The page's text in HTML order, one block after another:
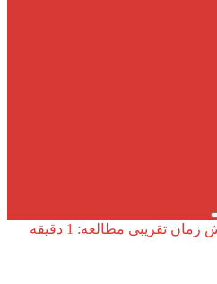
زمان تقریبی مطالعه: 1 دقیقه